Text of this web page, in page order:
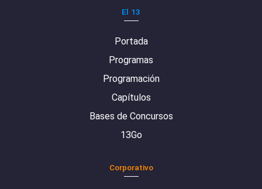
El 13
Portada
Programas
Programación
Capítulos
Bases de Concursos
13Go
Corporativo